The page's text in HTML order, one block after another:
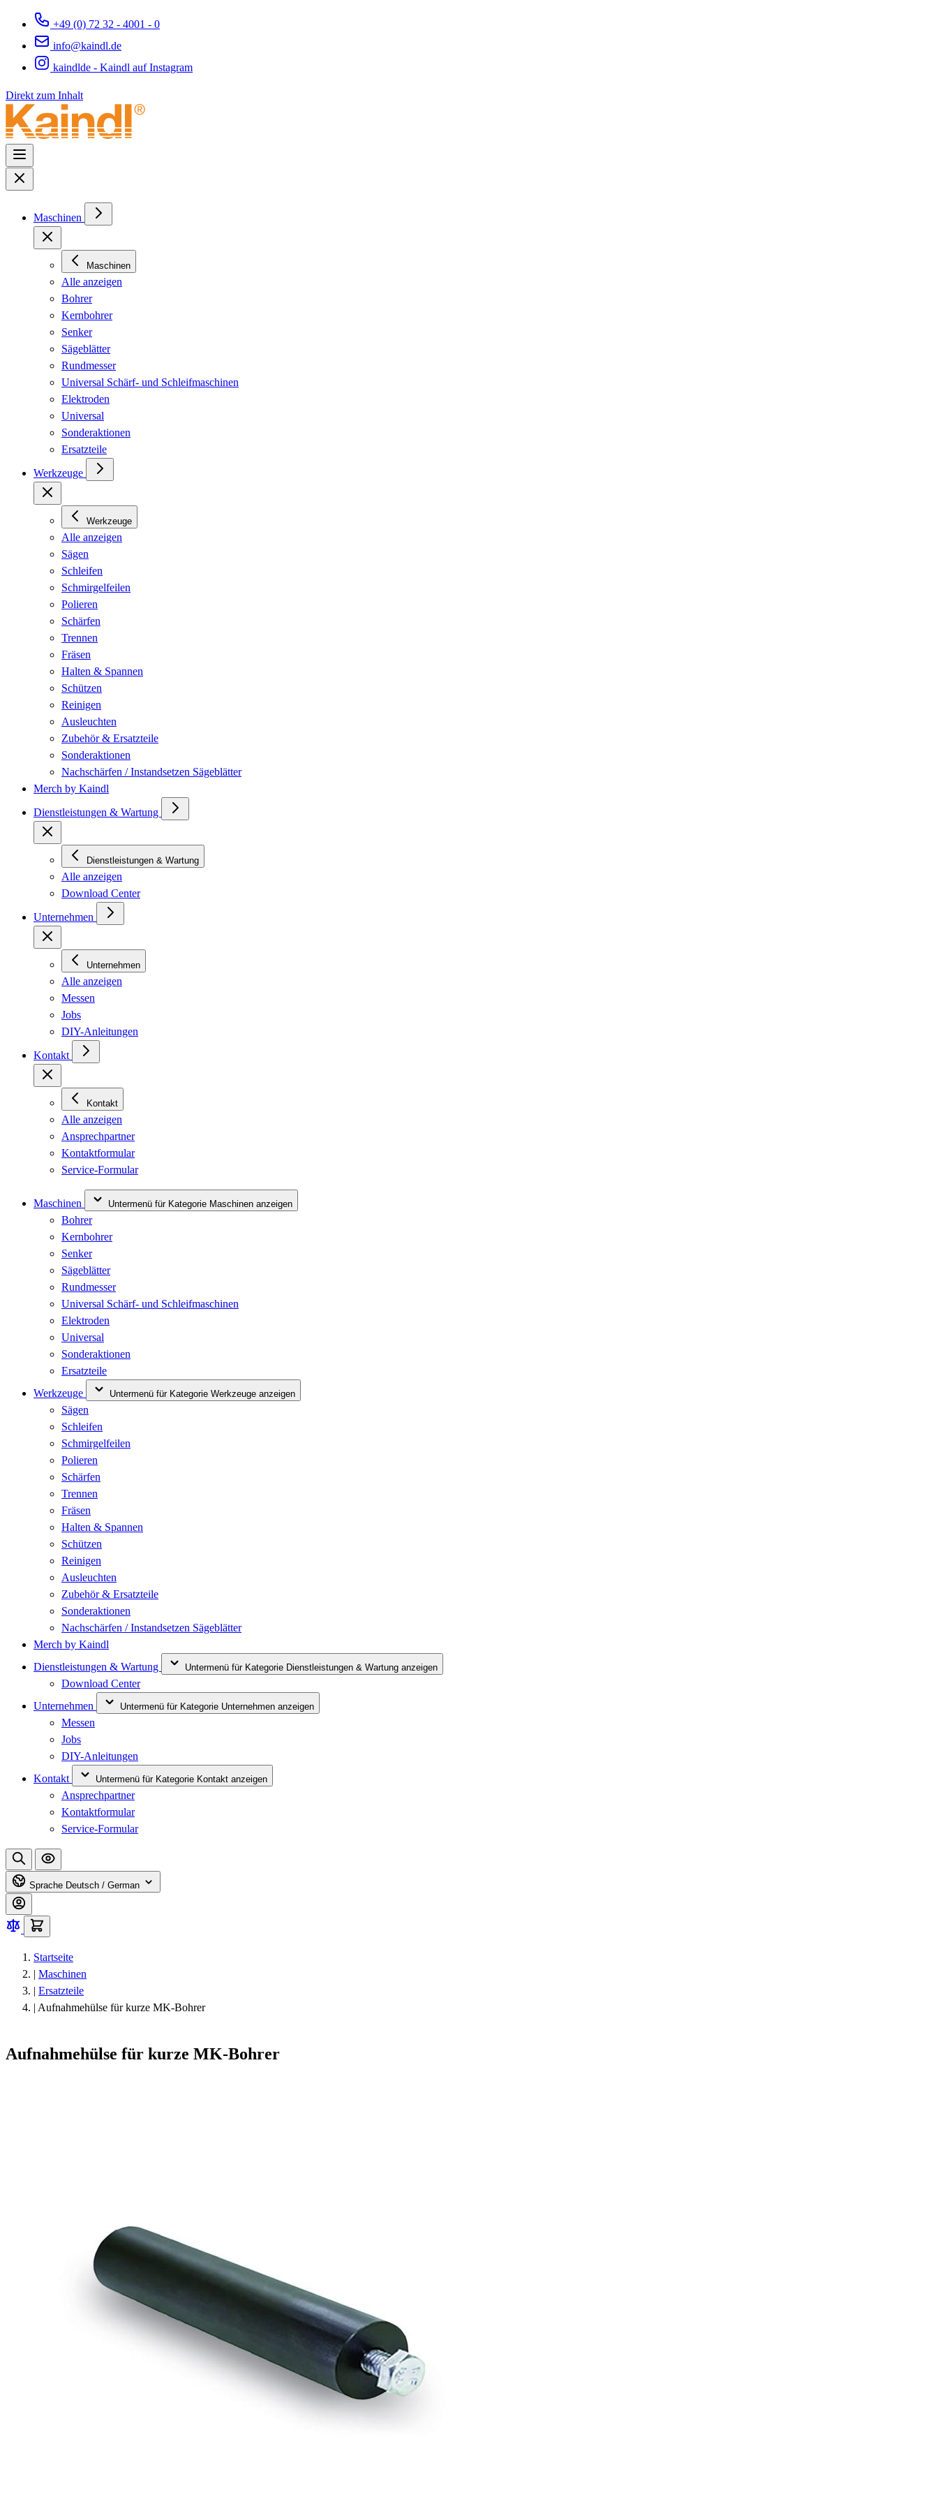
+49 (0) 72 32 - 4001 - 0
info@kaindl.de
kaindlde - Kaindl auf Instagram
Direkt zum Inhalt
Maschinen
Maschinen
Alle anzeigen
Bohrer
Kernbohrer
Senker
Sägeblätter
Rundmesser
Universal Schärf- und Schleifmaschinen
Elektroden
Universal
Sonderaktionen
Ersatzteile
Werkzeuge
Werkzeuge
Alle anzeigen
Sägen
Schleifen
Schmirgelfeilen
Polieren
Schärfen
Trennen
Fräsen
Halten & Spannen
Schützen
Reinigen
Ausleuchten
Zubehör & Ersatzteile
Sonderaktionen
Nachschärfen / Instandsetzen Sägeblätter
Merch by Kaindl
Dienstleistungen & Wartung
Dienstleistungen & Wartung
Alle anzeigen
Download Center
Unternehmen
Unternehmen
Alle anzeigen
Messen
Jobs
DIY-Anleitungen
Kontakt
Kontakt
Alle anzeigen
Ansprechpartner
Kontaktformular
Service-Formular
Maschinen Untermenü für Kategorie Maschinen anzeigen
Bohrer
Kernbohrer
Senker
Sägeblätter
Rundmesser
Universal Schärf- und Schleifmaschinen
Elektroden
Universal
Sonderaktionen
Ersatzteile
Werkzeuge
Untermenü für Kategorie Werkzeuge anzeigen
Sägen
Schleifen
Schmirgelfeilen
Polieren
Schärfen
Trennen
Fräsen
Halten & Spannen
Schützen
Reinigen
Ausleuchten
Zubehör & Ersatzteile
Sonderaktionen
Nachschärfen / Instandsetzen Sägeblätter
Merch by Kaindl
Dienstleistungen & Wartung
Untermenü für Kategorie Dienstleistungen & Wartung anzeigen
Download Center
Unternehmen
Untermenü für Kategorie Unternehmen anzeigen
Messen
Jobs
DIY-Anleitungen
Kontakt
Untermenü für Kategorie Kontakt anzeigen
Ansprechpartner
Kontaktformular
Service-Formular
Sprache Deutsch / German
Startseite
| Maschinen
| Ersatzteile
| Aufnahmehülse für kurze MK-Bohrer
Aufnahmehülse für kurze MK-Bohrer